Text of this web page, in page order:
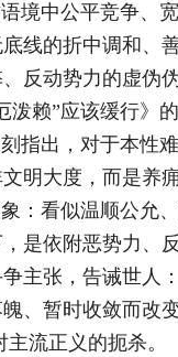
境中公平竞争、
线的折中调和、
反动势力的虚伪
泼赖”应该缓行》
指出，对于本性
明大度，而是养
：看似温顺公允
是依附恶势力、
主张，告诫世人
、暂时收敛而改
流正义的扼杀。